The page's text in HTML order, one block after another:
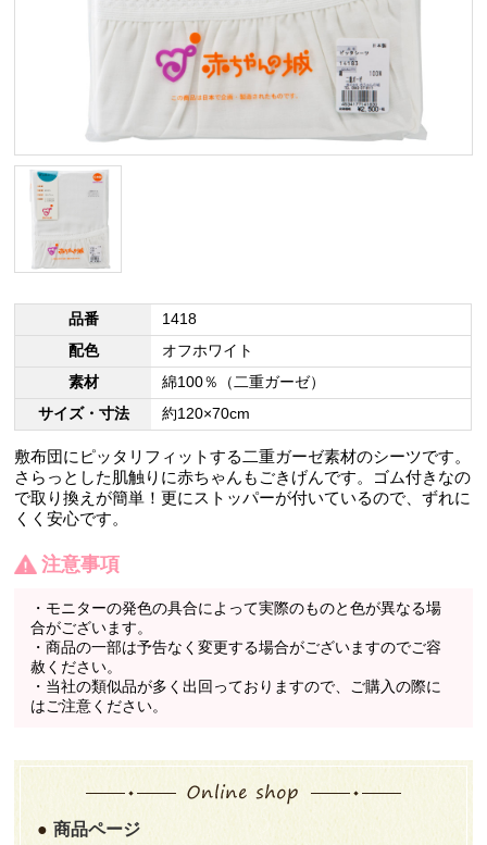
品番
1418
配色
オフホワイト
素材
綿100％（二重ガーゼ）
サイズ・寸法
約120×70cm
敷布団にピッタリフィットする二重ガーゼ素材のシーツです。
さらっとした肌触りに赤ちゃんもごきげんです。ゴム付きなの
で取り換えが簡単！更にストッパーが付いているので、ずれに
くく安心です。
注意事項
・モニターの発色の具合によって実際のものと色が異なる場
合がございます。
・商品の一部は予告なく変更する場合がございますのでご容
赦ください。
・当社の類似品が多く出回っておりますので、ご購入の際に
はご注意ください。
商品ページ